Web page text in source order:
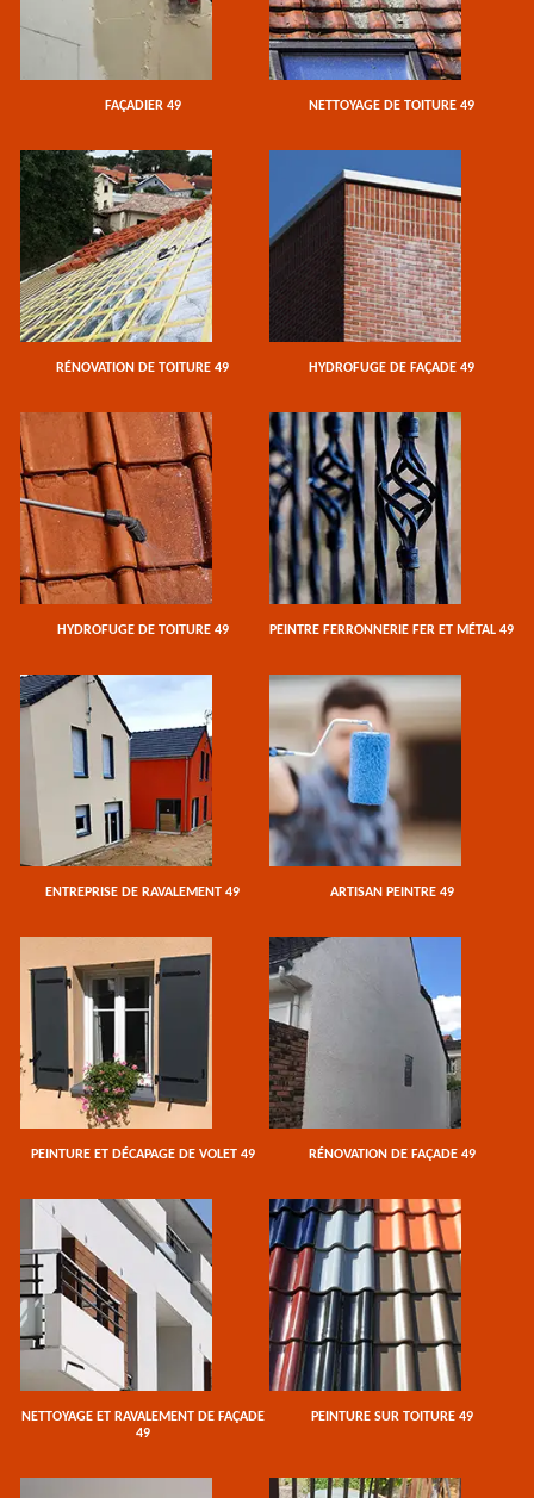
FAÇADIER 49 NETTOYAGE DE TOITURE 49
RÉNOVATION DE TOITURE 49 HYDROFUGE DE FAÇADE 49
HYDROFUGE DE TOITURE 49 PEINTRE FERRONNERIE FER ET MÉTAL 49
ENTREPRISE DE RAVALEMENT 49 ARTISAN PEINTRE 49
PEINTURE ET DÉCAPAGE DE VOLET 49 RÉNOVATION DE FAÇADE 49
NETTOYAGE ET RAVALEMENT DE FAÇADE
49
PEINTURE SUR TOITURE 49